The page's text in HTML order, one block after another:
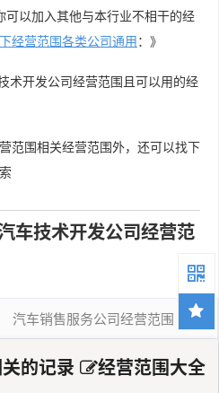
以加入其他与本行业不相干的经
经营范围各类公司通用：》
术开发公司经营范围且可以用的经
范围相关经营范围外，还可以找下
车技术开发公司经营范
汽车销售服务公司经营范围
的记录 经营范围大全